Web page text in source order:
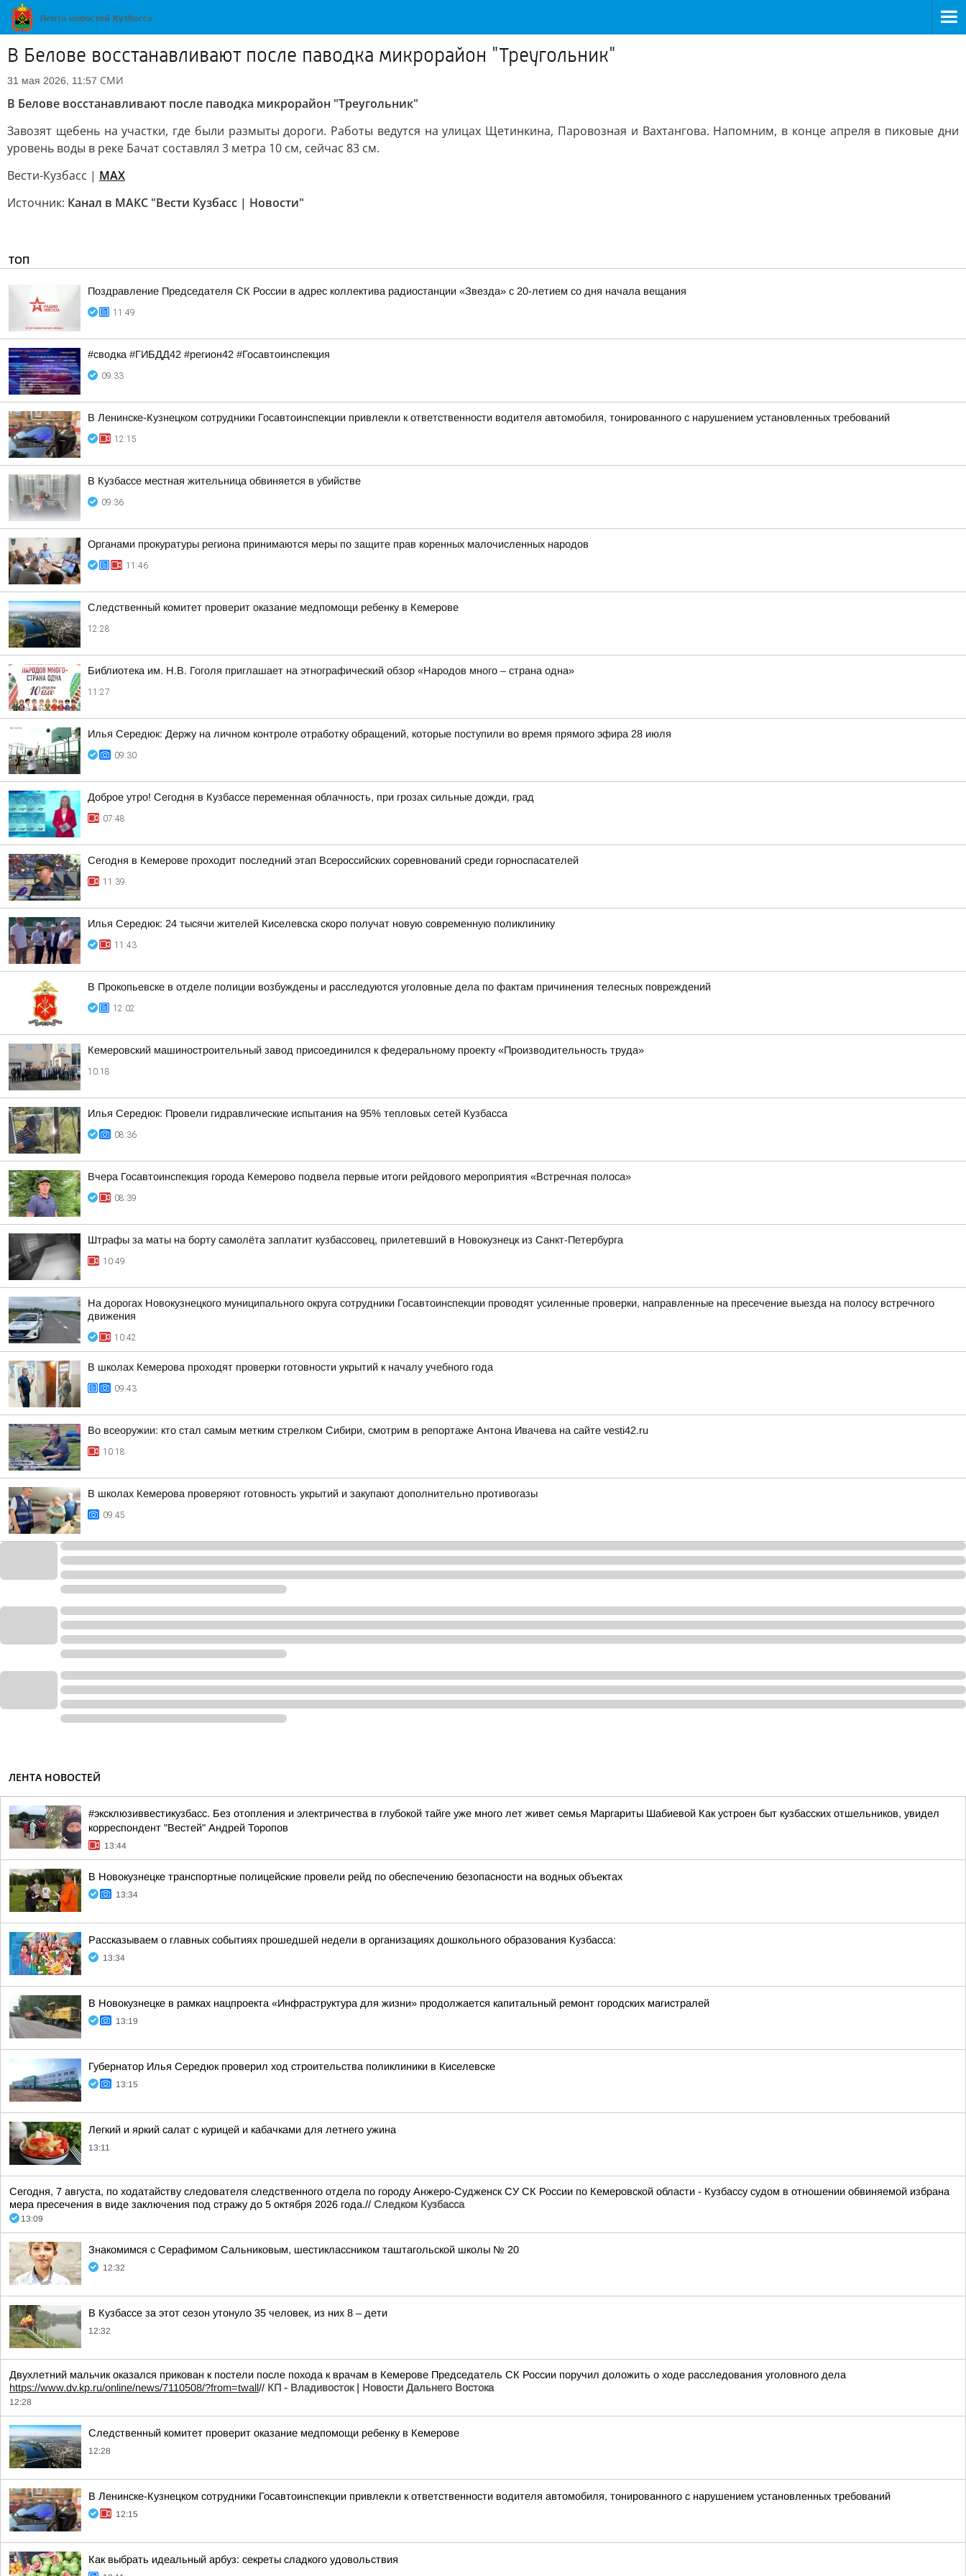
В Белове восстанавливают после паводка микрорайон "Треугольник"
31 мая 2026, 11:57 СМИ
В Белове восстанавливают после паводка микрорайон "Треугольник"
Завозят щебень на участки, где были размыты дороги. Работы ведутся на улицах Щетинкина, Паровозная и Вахтангова. Напомним, в конце апреля в пиковые дни
уровень воды в реке Бачат составлял 3 метра 10 см, сейчас 83 см.
Вести-Кузбасс | MAX
Источник: Канал в МАКС "Вести Кузбасс | Новости"
ТОП
Поздравление Председателя СК России в адрес коллектива радиостанции «Звезда» с 20-летием со дня начала вещания
11:49
#сводка #ГИБДД42 #регион42 #Госавтоинспекция
09:33
В Ленинске-Кузнецком сотрудники Госавтоинспекции привлекли к ответственности водителя автомобиля, тонированного с нарушением установленных требований
12:15
В Кузбассе местная жительница обвиняется в убийстве
09:36
Органами прокуратуры региона принимаются меры по защите прав коренных малочисленных народов
11:46
Следственный комитет проверит оказание медпомощи ребенку в Кемерове
12:28
Библиотека им. Н.В. Гоголя приглашает на этнографический обзор «Народов много – страна одна»
11:27
Илья Середюк: Держу на личном контроле отработку обращений, которые поступили во время прямого эфира 28 июля
09:30
Доброе утро! Сегодня в Кузбассе переменная облачность, при грозах сильные дожди, град
07:48
Сегодня в Кемерове проходит последний этап Всероссийских соревнований среди горноспасателей
11:39
Илья Середюк: 24 тысячи жителей Киселевска скоро получат новую современную поликлинику
11:43
В Прокопьевске в отделе полиции возбуждены и расследуются уголовные дела по фактам причинения телесных повреждений
12:02
Кемеровский машиностроительный завод присоединился к федеральному проекту «Производительность труда»
10:18
Илья Середюк: Провели гидравлические испытания на 95% тепловых сетей Кузбасса
08:36
Вчера Госавтоинспекция города Кемерово подвела первые итоги рейдового мероприятия «Встречная полоса»
08:39
Штрафы за маты на борту самолёта заплатит кузбассовец, прилетевший в Новокузнецк из Санкт-Петербурга
10:49
На дорогах Новокузнецкого муниципального округа сотрудники Госавтоинспекции проводят усиленные проверки, направленные на пресечение выезда на полосу встречного
движения
10:42
В школах Кемерова проходят проверки готовности укрытий к началу учебного года
09:43
Во всеоружии: кто стал самым метким стрелком Сибири, смотрим в репортаже Антона Ивачева на сайте vesti42.ru
10:18
В школах Кемерова проверяют готовность укрытий и закупают дополнительно противогазы
09:45
ЛЕНТА НОВОСТЕЙ
#эксклюзиввестикузбасс. Без отопления и электричества в глубокой тайге уже много лет живет семья Маргариты Шабиевой Как устроен быт кузбасских отшельников, увидел
корреспондент "Вестей" Андрей Торопов
13:44
В Новокузнецке транспортные полицейские провели рейд по обеспечению безопасности на водных объектах
13:34
Рассказываем о главных событиях прошедшей недели в организациях дошкольного образования Кузбасса:
13:34
В Новокузнецке в рамках нацпроекта «Инфраструктура для жизни» продолжается капитальный ремонт городских магистралей
13:19
Губернатор Илья Середюк проверил ход строительства поликлиники в Киселевске
13:15
Легкий и яркий салат с курицей и кабачками для летнего ужина
13:11
Сегодня, 7 августа, по ходатайству следователя следственного отдела по городу Анжеро-Судженск СУ СК России по Кемеровской области - Кузбассу судом в отношении обвиняемой избрана
мера пресечения в виде заключения под стражу до 5 октября 2026 года.// Следком Кузбасса
13:09
Знакомимся с Серафимом Сальниковым, шестиклассником таштагольской школы № 20
12:32
В Кузбассе за этот сезон утонуло 35 человек, из них 8 – дети
12:32
Двухлетний мальчик оказался прикован к постели после похода к врачам в Кемерове Председатель СК России поручил доложить о ходе расследования уголовного дела
https://www.dv.kp.ru/online/news/7110508/?from=twall// КП - Владивосток | Новости Дальнего Востока
12:28
Следственный комитет проверит оказание медпомощи ребенку в Кемерове
12:28
В Ленинске-Кузнецком сотрудники Госавтоинспекции привлекли к ответственности водителя автомобиля, тонированного с нарушением установленных требований
12:15
Как выбрать идеальный арбуз: секреты сладкого удовольствия